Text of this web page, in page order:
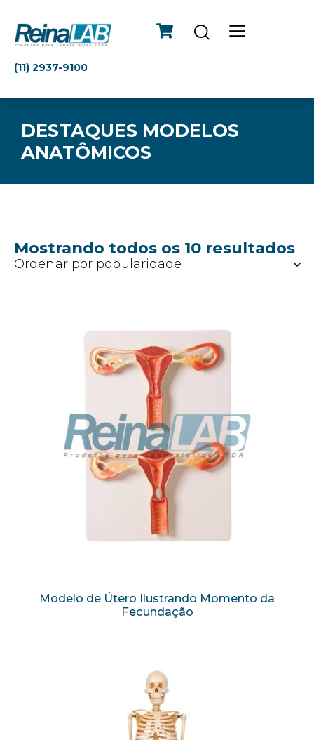
(11) 2937-9100
DESTAQUES MODELOS
ANATÔMICOS
Mostrando todos os 10 resultados
Modelo de Útero Ilustrando Momento da
Fecundação